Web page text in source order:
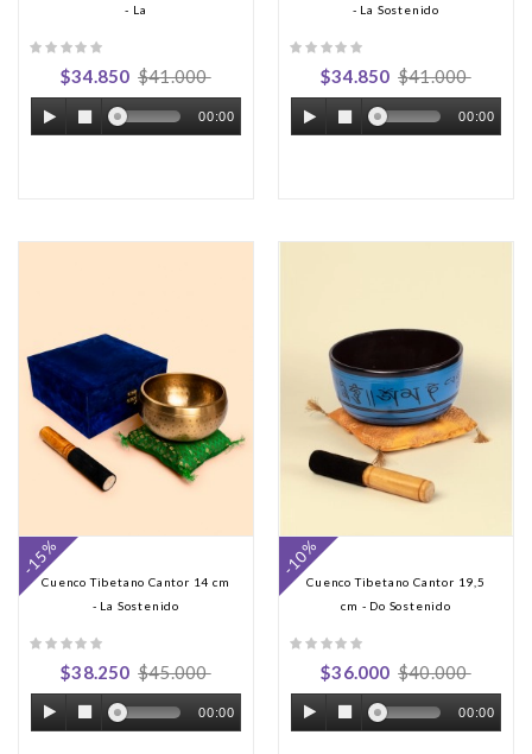
- La
$34.850 $41.000
00:00
- La Sostenido
$34.850 $41.000
00:00
Cuenco Tibetano Cantor 14 cm
- La Sostenido
$38.250 $45.000
00:00
-15%
Cuenco Tibetano Cantor 19,5
cm - Do Sostenido
$36.000 $40.000
00:00
-10%